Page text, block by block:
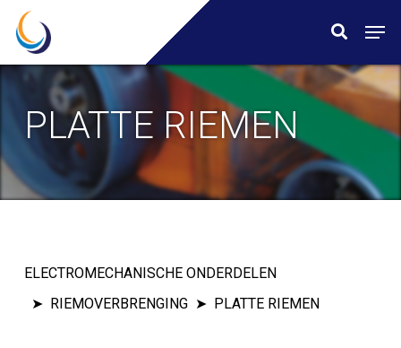
Skip
main
content
search
PLATTE RIEMEN
ELECTROMECHANISCHE ONDERDELEN
RIEMOVERBRENGING
PLATTE RIEMEN